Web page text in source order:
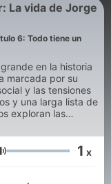
La vida de Jorge
6: Todo tiene un
en la historia
marcada por su
y las tensiones
y una larga lista de
exploran las
por nunca
cultural
Glasnost 1 x